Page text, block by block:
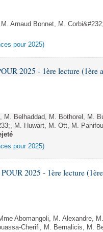
Arnaud Bonnet, M.
pour 2025)
2025 - 1ère lecture (1ère
M. Belhaddad, M. Bothorel, M.
M. Huwart, M. Ott, M.
pour 2025)
2025 - 1ère lecture
Abomangoli, M. Alexandre,
Cherifi, M. Bernalicis, M.